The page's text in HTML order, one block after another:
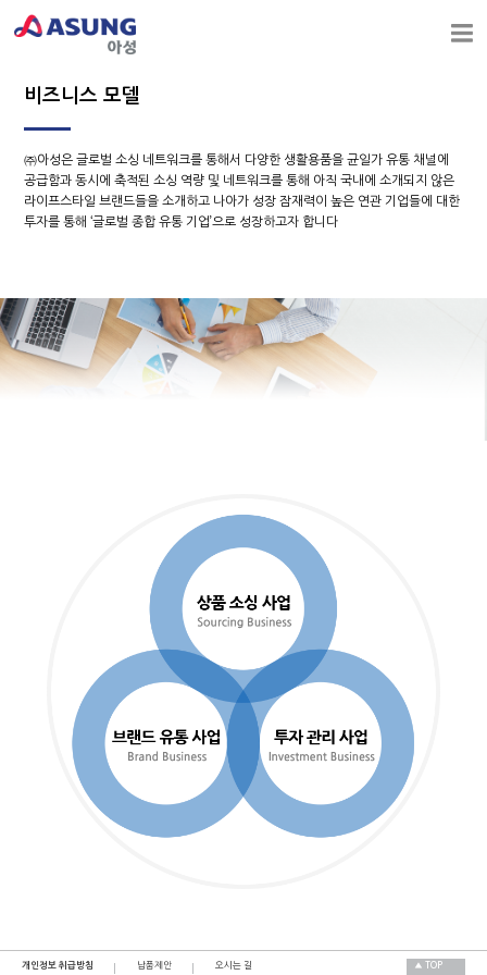
비즈니스 모델
㈜아성은 글로벌 소싱 네트워크를 통해서 다양한 생활용품을 균일가 유통 채널에
공급함과 동시에 축적된 소싱 역량 및 네트워크를 통해 아직 국내에 소개되지 않은
라이프스타일 브랜드들을 소개하고 나아가 성장 잠재력이 높은 연관 기업들에 대한
투자를 통해 ‘글로벌 종합 유통 기업’으로 성장하고자 합니다
개인정보 취급방침 납품제안 오시는 길 ▲ TOP